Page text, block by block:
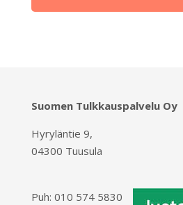
Suomen Tulkkauspalvelu Oy
Hyryläntie 9,
04300 Tuusula
Puh: 010 574 5830